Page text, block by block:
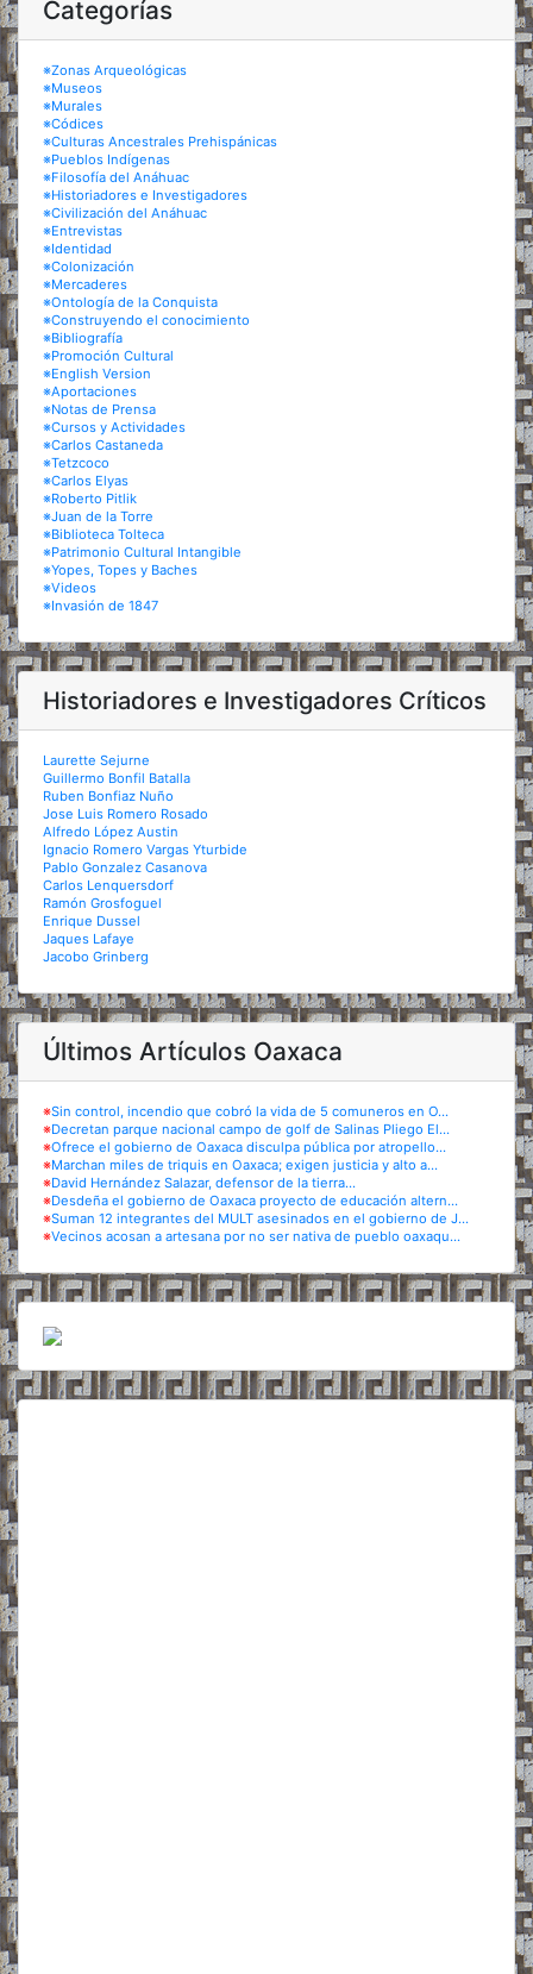
Categorías
※Zonas Arqueológicas
※Museos
※Murales
※Códices
※Culturas Ancestrales Prehispánicas
※Pueblos Indígenas
※Filosofía del Anáhuac
※Historiadores e Investigadores
※Civilización del Anáhuac
※Entrevistas
※Identidad
※Colonización
※Mercaderes
※Ontología de la Conquista
※Construyendo el conocimiento
※Bibliografía
※Promoción Cultural
※English Version
※Aportaciones
※Notas de Prensa
※Cursos y Actividades
※Carlos Castaneda
※Tetzcoco
※Carlos Elyas
※Roberto Pitlik
※Juan de la Torre
※Biblioteca Tolteca
※Patrimonio Cultural Intangible
※Yopes, Topes y Baches
※Videos
※Invasión de 1847
Historiadores e Investigadores Críticos
Laurette Sejurne
Guillermo Bonfil Batalla
Ruben Bonfiaz Nuño
Jose Luis Romero Rosado
Alfredo López Austin
Ignacio Romero Vargas Yturbide
Pablo Gonzalez Casanova
Carlos Lenquersdorf
Ramón Grosfoguel
Enrique Dussel
Jaques Lafaye
Jacobo Grinberg
Últimos Artículos Oaxaca
※Sin control, incendio que cobró la vida de 5 comuneros en O...
※Decretan parque nacional campo de golf de Salinas Pliego El...
※Ofrece el gobierno de Oaxaca disculpa pública por atropello...
※Marchan miles de triquis en Oaxaca; exigen justicia y alto a...
※David Hernández Salazar, defensor de la tierra...
※Desdeña el gobierno de Oaxaca proyecto de educación altern...
※Suman 12 integrantes del MULT asesinados en el gobierno de J...
※Vecinos acosan a artesana por no ser nativa de pueblo oaxaqu...